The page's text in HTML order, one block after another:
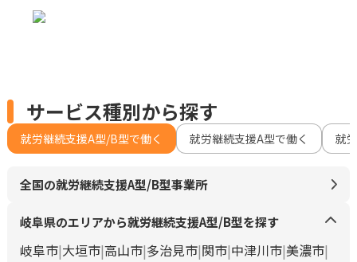
サービス種別から探す
就労継続支援A型/B型で働く 就労継続支援A型で働く 就
全国の就労継続支援A型/B型事業所
岐阜県のエリアから就労継続支援A型/B型を探す
岐阜市 大垣市 高山市 多治見市 関市 中津川市 美濃市